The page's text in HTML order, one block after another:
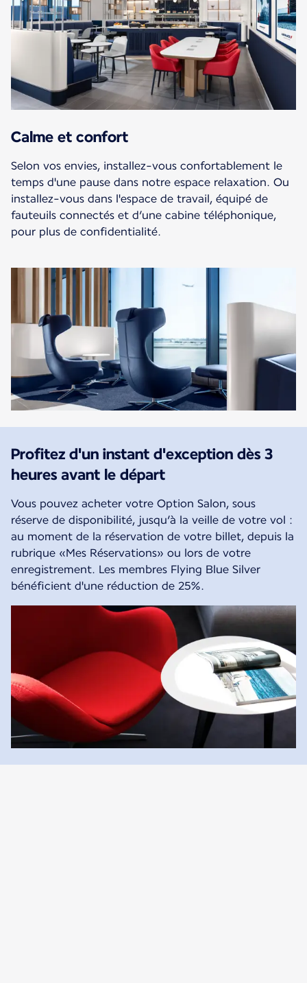
Calme et confort
Selon vos envies, installez-vous confortablement le
temps d'une pause dans notre espace relaxation. Ou
installez-vous dans l'espace de travail, équipé de
fauteuils connectés et d’une cabine téléphonique,
pour plus de confidentialité.
Profitez d'un instant d'exception dès 3
heures avant le départ
Vous pouvez acheter votre Option Salon, sous
réserve de disponibilité, jusqu’à la veille de votre vol :
au moment de la réservation de votre billet, depuis la
rubrique «Mes Réservations» ou lors de votre
enregistrement. Les membres Flying Blue Silver
bénéficient d'une réduction de 25%.